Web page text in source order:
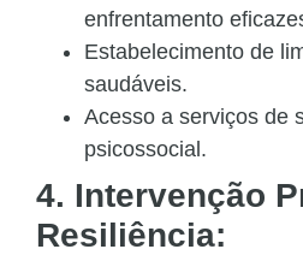
enfrentamento
Estabelecimento de
saudáveis.
Acesso a serviços de
psicossocial.
4. Intervenção
Resiliência: